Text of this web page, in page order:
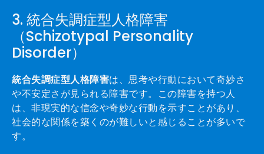
3. 統合失調症型人格障害
（Schizotypal Personality
Disorder）
統合失調症型人格障害は、思考や行動において奇妙さ
や不安定さが見られる障害です。この障害を持つ人
は、非現実的な信念や奇妙な行動を示すことがあり、
社会的な関係を築くのが難しいと感じることが多いで
す。